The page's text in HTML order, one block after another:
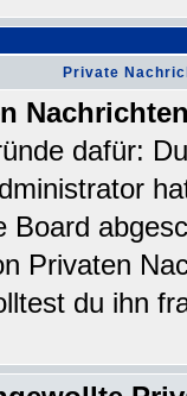
Private
dafür:
Board
Privaten
du ihn